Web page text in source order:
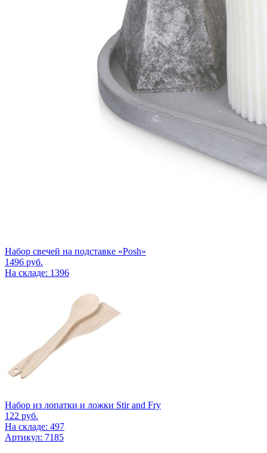
Набор свечей на подставке «Posh»
1496 руб.
На складе: 1396
Набор из лопатки и ложки Stir and Fry
122 руб.
На складе: 497
Артикул: 7185